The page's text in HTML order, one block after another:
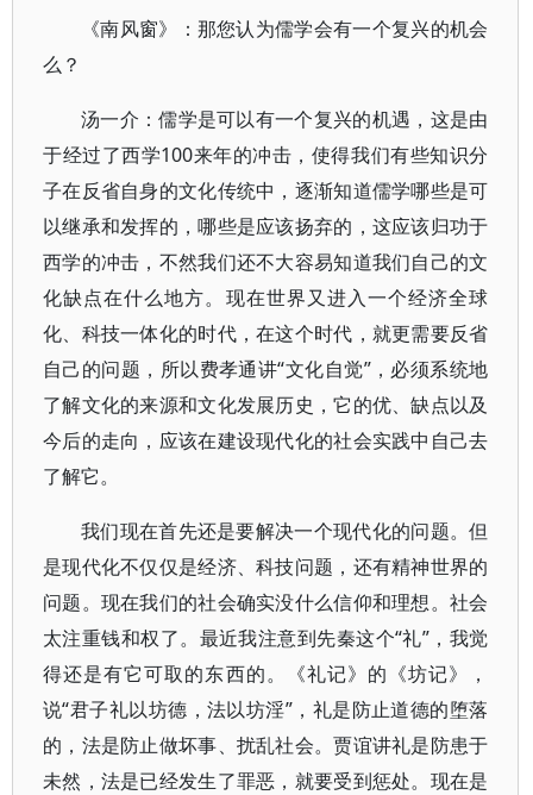
《南风窗》：那您认为儒学会有一个复兴的机会
么？
汤一介：儒学是可以有一个复兴的机遇，这是由
于经过了西学100来年的冲击，使得我们有些知识分
子在反省自身的文化传统中，逐渐知道儒学哪些是可
以继承和发挥的，哪些是应该扬弃的，这应该归功于
西学的冲击，不然我们还不大容易知道我们自己的文
化缺点在什么地方。现在世界又进入一个经济全球
化、科技一体化的时代，在这个时代，就更需要反省
自己的问题，所以费孝通讲“文化自觉”，必须系统地
了解文化的来源和文化发展历史，它的优、缺点以及
今后的走向，应该在建设现代化的社会实践中自己去
了解它。
我们现在首先还是要解决一个现代化的问题。但
是现代化不仅仅是经济、科技问题，还有精神世界的
问题。现在我们的社会确实没什么信仰和理想。社会
太注重钱和权了。最近我注意到先秦这个“礼”，我觉
得还是有它可取的东西的。《礼记》的《坊记》，
说“君子礼以坊德，法以坊淫”，礼是防止道德的堕落
的，法是防止做坏事、扰乱社会。贾谊讲礼是防患于
未然，法是已经发生了罪恶，就要受到惩处。现在是